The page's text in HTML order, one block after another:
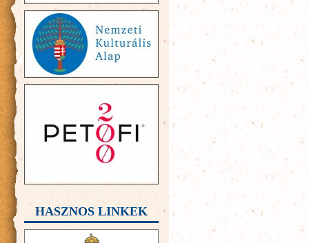
HASZNOS LINKEK